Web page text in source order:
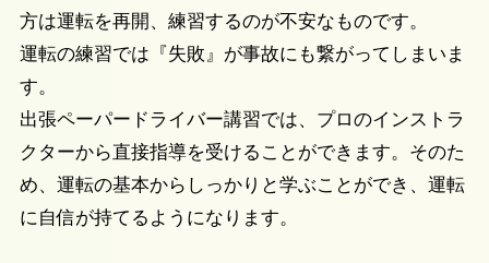
方は運転を再開、練習するのが不安なものです。
運転の練習では『失敗』が事故にも繋がってしまいま
す。
出張ペーパードライバー講習では、プロのインストラ
クターから直接指導を受けることができます。そのた
め、運転の基本からしっかりと学ぶことができ、運転
に自信が持てるようになります。